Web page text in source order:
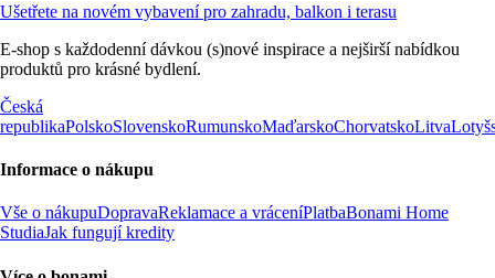
Ušetřete na novém vybavení pro zahradu, balkon i terasu
E-shop s každodenní dávkou (s)nové inspirace a nejširší nabídkou
produktů pro krásné bydlení.
Česká
republikaPolskoSlovenskoRumunskoMaďarskoChorvatskoLitva
Informace o nákupu
Vše o nákupuDopravaReklamace a vráceníPlatbaBonami Home
StudiaJak fungují kredity